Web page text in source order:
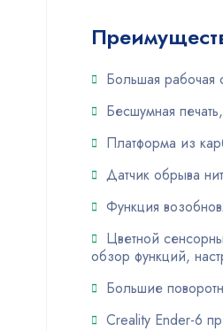
Большая
Бесшумная
Платформа из
Датчик обрыва
Функция
Цветной
обзор функций,
Большие
Creality Ender-6